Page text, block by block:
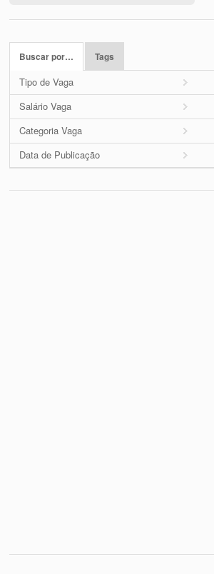
Buscar por… Tags
Tipo de Vaga
Salário Vaga
Categoria Vaga
Data de Publicação